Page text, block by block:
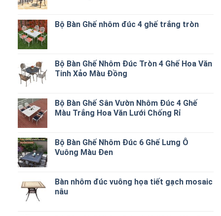
Bộ Bàn Ghế nhôm đúc 4 ghế trắng tròn
Bộ Bàn Ghế Nhôm Đúc Tròn 4 Ghế Hoa Văn
Tinh Xảo Màu Đồng
Bộ Bàn Ghế Sân Vườn Nhôm Đúc 4 Ghế
Màu Trắng Hoa Văn Lưới Chống Rỉ
Bộ Bàn Ghế Nhôm Đúc 6 Ghế Lưng Ô
Vuông Màu Đen
Bàn nhôm đúc vuông họa tiết gạch mosaic
nâu